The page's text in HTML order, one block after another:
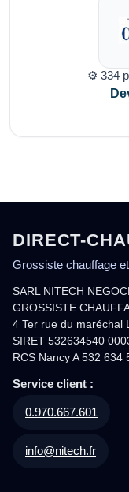
⚙️ 334
DIRECT-
Grossiste chauffage
SARL NITECH
GROSSISTE
4 Ter rue du maréchal
SIRET 532634540
RCS Nancy A 532 634
Service client :
0.970.667.601
info@nitech.fr